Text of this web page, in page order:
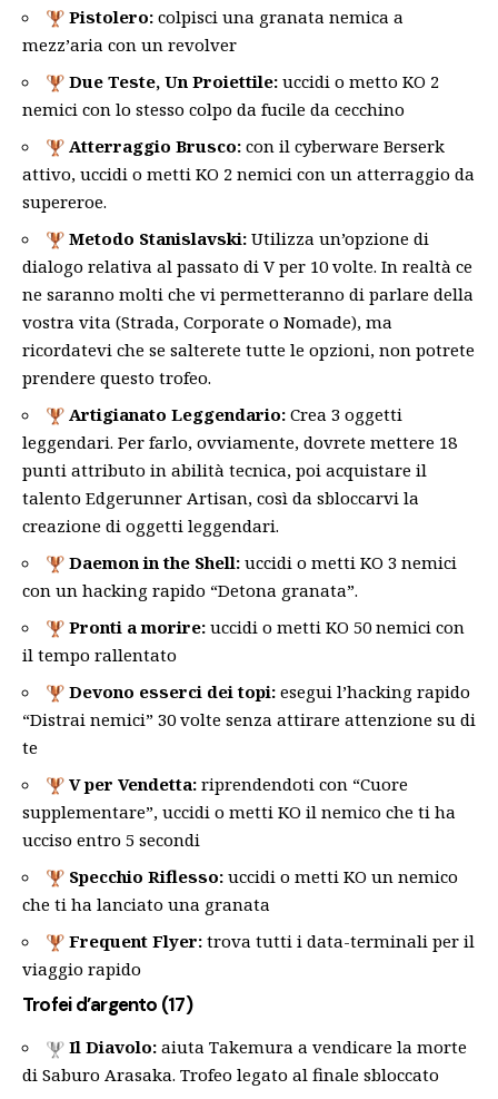
Pistolero: colpisci una granata nemica a
mezz’aria con un revolver
Due Teste, Un Proiettile: uccidi o metto KO 2
nemici con lo stesso colpo da fucile da cecchino
Atterraggio Brusco: con il cyberware Berserk
attivo, uccidi o metti KO 2 nemici con un atterraggio da
supereroe.
Metodo Stanislavski: Utilizza un’opzione di
dialogo relativa al passato di V per 10 volte. In realtà ce
ne saranno molti che vi permetteranno di parlare della
vostra vita (Strada, Corporate o Nomade), ma
ricordatevi che se salterete tutte le opzioni, non potrete
prendere questo trofeo.
Artigianato Leggendario: Crea 3 oggetti
leggendari. Per farlo, ovviamente, dovrete mettere 18
punti attributo in abilità tecnica, poi acquistare il
talento Edgerunner Artisan, così da sbloccarvi la
creazione di oggetti leggendari.
Daemon in the Shell: uccidi o metti KO 3 nemici
con un hacking rapido “Detona granata”.
Pronti a morire: uccidi o metti KO 50 nemici con
il tempo rallentato
Devono esserci dei topi: esegui l’hacking rapido
“Distrai nemici” 30 volte senza attirare attenzione su di
te
V per Vendetta: riprendendoti con “Cuore
supplementare”, uccidi o metti KO il nemico che ti ha
ucciso entro 5 secondi
Specchio Riflesso: uccidi o metti KO un nemico
che ti ha lanciato una granata
Frequent Flyer: trova tutti i data-terminali per il
viaggio rapido
Trofei d’argento (17)
Il Diavolo: aiuta Takemura a vendicare la morte
di Saburo Arasaka. Trofeo legato al finale sbloccato